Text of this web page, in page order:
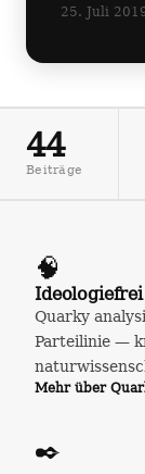
25. Juli
44
Beiträge
🧠
Quarky
Parteilinie —
Mehr über
✒️